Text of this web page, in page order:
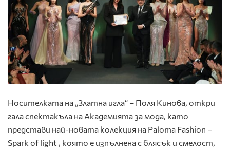
Носителката на „Златна игла“ – Поля Кинова, откри
гала спектакъла на Академията за мода, като
представи най-новата колекция на Paloma Fashion –
Spark of light , която е изпълнена с блясък и смелост,